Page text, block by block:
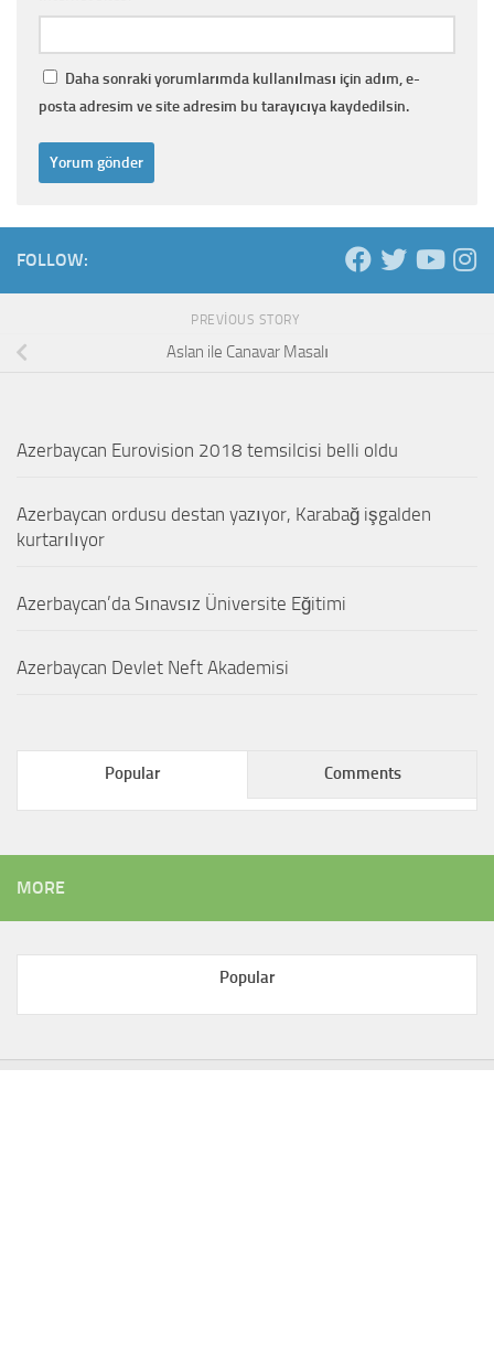
Daha sonraki yorumlarımda kullanılması için adım, e-
posta adresim ve site adresim bu tarayıcıya kaydedilsin.
FOLLOW:
PREVIOUS STORY
Aslan ile Canavar Masalı
Azerbaycan Eurovision 2018 temsilcisi belli oldu
Azerbaycan ordusu destan yazıyor, Karabağ işgalden
kurtarılıyor
Azerbaycan’da Sınavsız Üniversite Eğitimi
Azerbaycan Devlet Neft Akademisi
Popular Comments
MORE
Popular